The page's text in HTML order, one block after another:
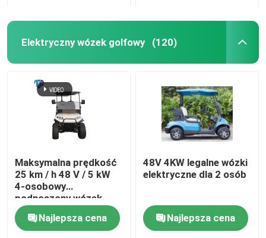
Elektryczny wózek golfowy (120)
Maksymalna prędkość
25 km / h 48 V / 5 kW
4-osobowy
podnoszony wózek
golfowy z tylnymi
siedzeniami
Najlepsza cena
48V 4KW legalne wózki
elektryczne dla 2 osób
Najlepsza cena